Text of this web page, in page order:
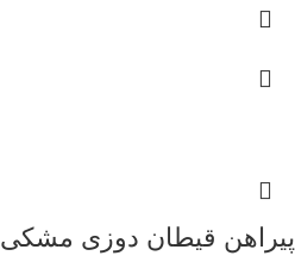
پیراهن قیطان دوزی مشکی